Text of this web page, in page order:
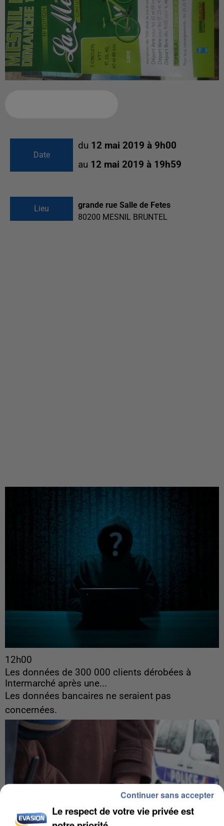
Date
du 12 mai 2019 à 9h00
au 12 mai 2019 à 19h59
Lieu
grande rue Salle de Fetes
80200 MESNIL BRUNTEL
12h00
Les données de 300 000 clients dérobées à
Intermarché après une...
Les données bancaires ne seraient pas
concernées.
Le respect de votre vie privée est
Continuer sans accepter